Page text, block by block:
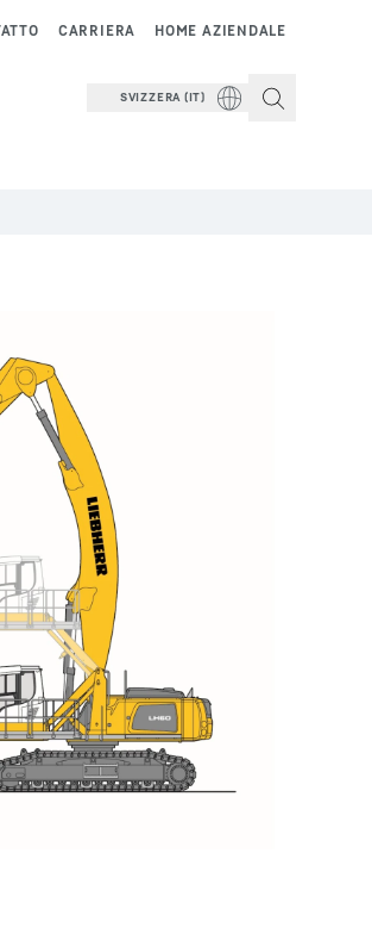
HOME AZIENDALE
CARRIERA
SVIZZERA (IT)